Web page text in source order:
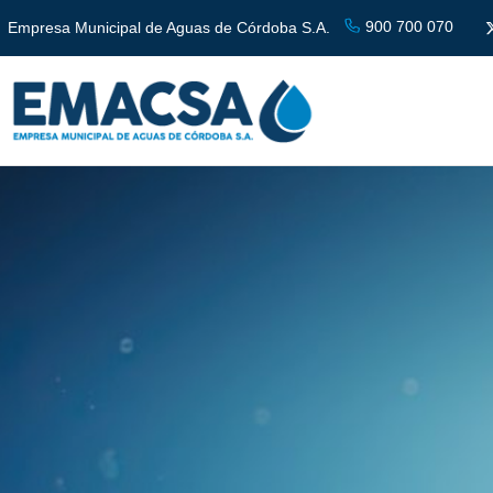
Empresa Municipal de Aguas de Córdoba S.A. 900 700 070